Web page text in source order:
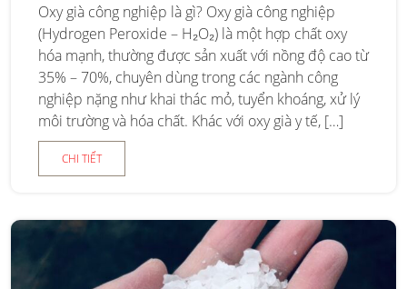
Oxy già công nghiệp là gì? Oxy già công nghiệp
(Hydrogen Peroxide – H₂O₂) là một hợp chất oxy
hóa mạnh, thường được sản xuất với nồng độ cao từ
35% – 70%, chuyên dùng trong các ngành công
nghiệp nặng như khai thác mỏ, tuyển khoáng, xử lý
môi trường và hóa chất. Khác với oxy già y tế, […]
CHI TIẾT